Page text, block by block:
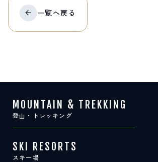
一覧へ戻る
MOUNTAIN & TREKKING
登山・トレッキング
SKI RESORTS
スキー場